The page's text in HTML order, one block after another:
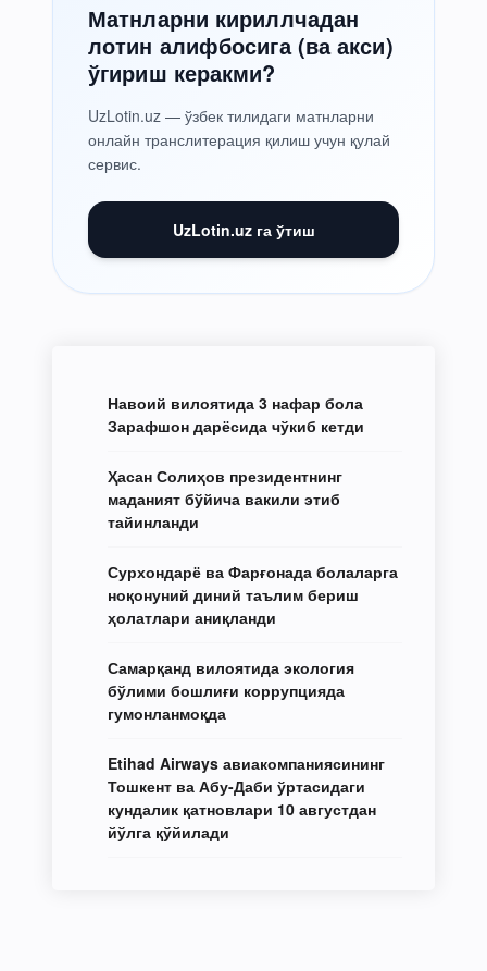
Матнларни кириллчадан
лотин алифбосига (ва акси)
ўгириш керакми?
UzLotin.uz — ўзбек тилидаги матнларни
онлайн транслитерация қилиш учун қулай
сервис.
UzLotin.uz га ўтиш
Навоий вилоятида 3 нафар бола
Зарафшон дарёсида чўкиб кетди
Ҳасан Солиҳов президентнинг
маданият бўйича вакили этиб
тайинланди
Сурхондарё ва Фарғонада болаларга
ноқонуний диний таълим бериш
ҳолатлари аниқланди
Самарқанд вилоятида экология
бўлими бошлиғи коррупцияда
гумонланмоқда
Etihad Airways авиакомпаниясининг
Тошкент ва Абу-Даби ўртасидаги
кундалик қатновлари 10 августдан
йўлга қўйилади